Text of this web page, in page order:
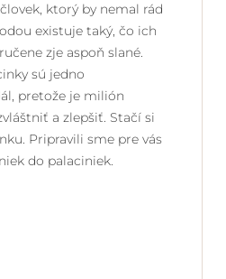
ktorý by nemal rád
existuje taký, čo ich
zje aspoň slané.
sú jedno
pretože je milión
a zlepšiť. Stačí si
Pripravili sme pre vás
do palaciniek.